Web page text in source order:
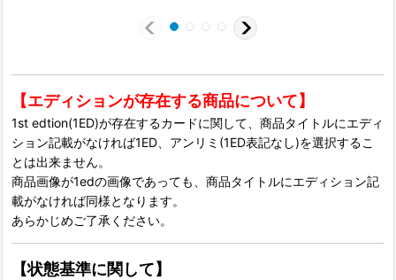
【エディションが存在する商品について】
1st edtion(1ED)が存在するカードに関して、商品タイトルにエディ
ション記載がなければ1ED、アンリミ(1ED表記なし)を選択するこ
とは出来ません。
商品画像が1edの画像であっても、商品タイトルにエディション記
載がなければ同様となります。
あらかじめご了承ください。
【状態基準に関して】